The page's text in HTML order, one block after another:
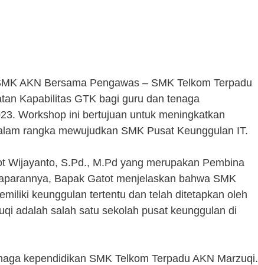
AKN Bersama Pengawas – SMK Telkom Terpadu
Kapabilitas GTK bagi guru dan tenaga
Workshop ini bertujuan untuk meningkatkan
rangka mewujudkan SMK Pusat Keunggulan IT.
Wijayanto, S.Pd., M.Pd yang merupakan Pembina
Bapak Gatot menjelaskan bahwa SMK
keunggulan tertentu dan telah ditetapkan oleh
adalah salah satu sekolah pusat keunggulan di
kependidikan SMK Telkom Terpadu AKN Marzuqi.